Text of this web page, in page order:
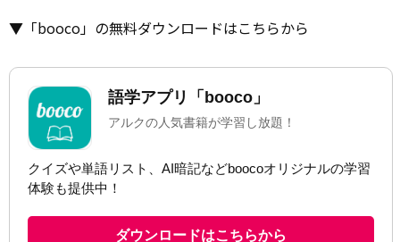
▼「booco」の無料ダウンロードはこちらから